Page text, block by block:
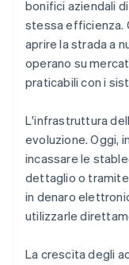
bonifici aziendali
stessa efficienza.
aprire la strada a
operano su
praticabili con i
L'infrastruttura
evoluzione. Oggi,
incassare le
dettaglio o
in denaro
utilizzarle
La crescita degli